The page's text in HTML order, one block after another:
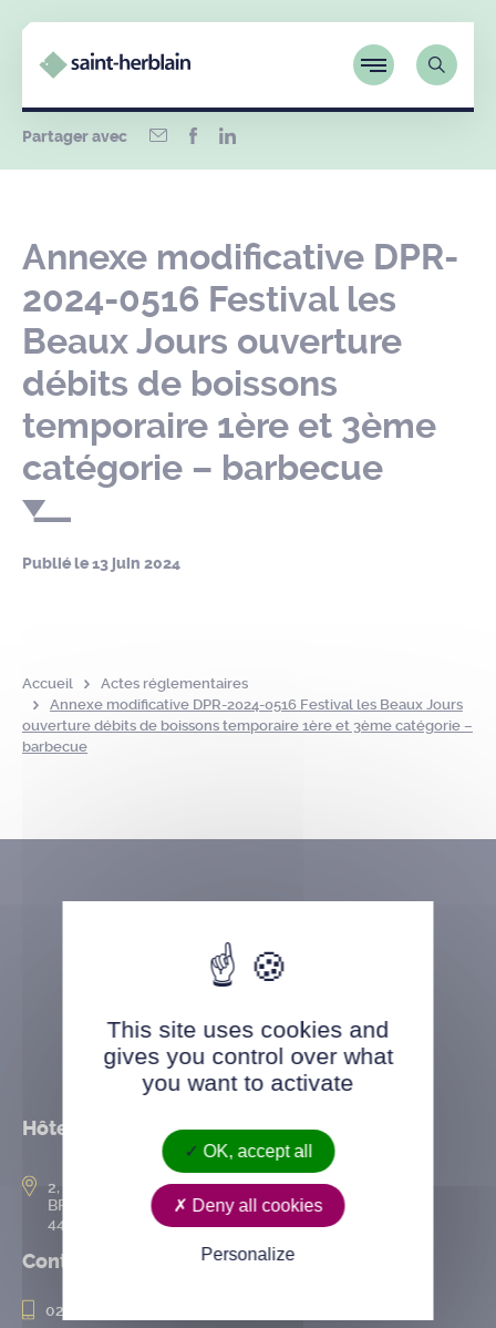
Partager avec
Annexe modificative DPR-
2024-0516 Festival les
Beaux Jours ouverture
débits de boissons
temporaire 1ère et 3ème
catégorie – barbecue
Publié le13 juin 2024
Accueil
Actes réglementaires
Annexe modificative DPR-2024-0516 Festival les Beaux Jours
ouverture débits de boissons temporaire 1ère et 3ème catégorie –
barbecue
Hôtel de ville
2, rue de l’Hôtel-de-Ville
BP 50167
44802 Saint-Herblain cedex
Contact
02 28 25 20 00
This site uses cookies and
gives you control over what
you want to activate
OK, accept all
Deny all cookies
Personalize